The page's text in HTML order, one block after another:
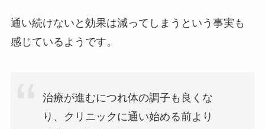
通い続けないと効果は減ってしまうという事実も
感じているようです。
治療が進むにつれ体の調子も良くな
り、クリニックに通い始める前より